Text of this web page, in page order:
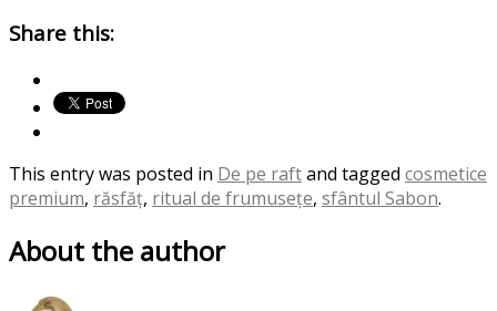
Share this:
This entry was posted in De pe raftand tagged cosmetice
premium, răsfăț, ritual de frumusețe, sfântul Sabon.
About the author